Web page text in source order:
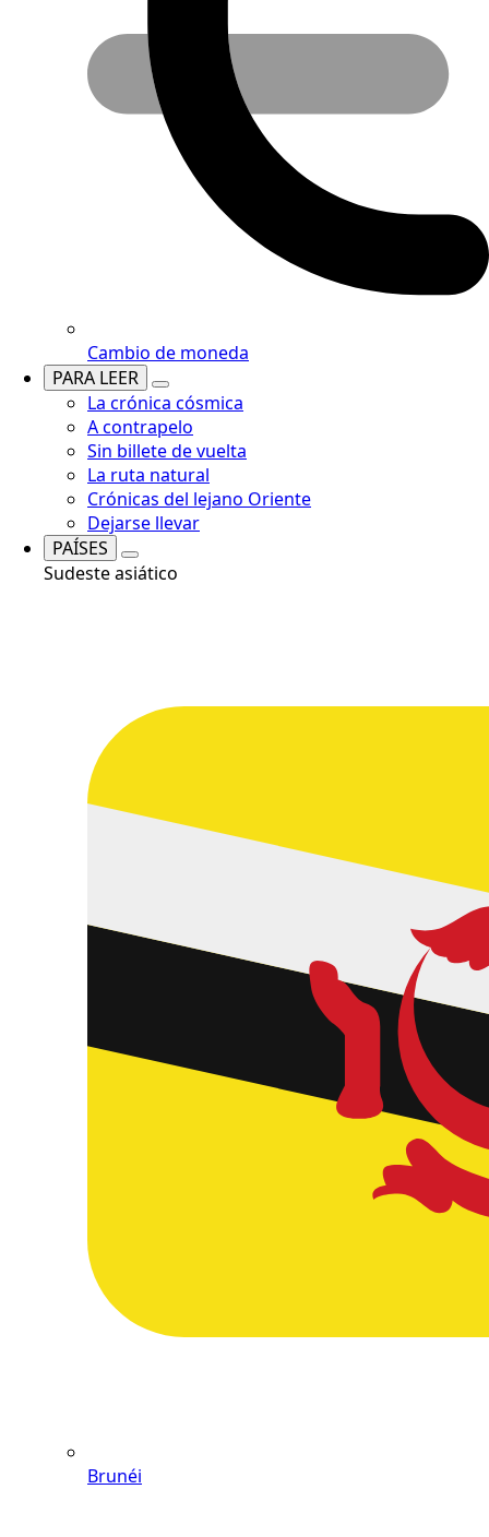
Cambio de moneda
PARA LEER
La crónica cósmica
A contrapelo
Sin billete de vuelta
La ruta natural
Crónicas del lejano Oriente
Dejarse llevar
PAÍSES
Sudeste asiático
Brunéi